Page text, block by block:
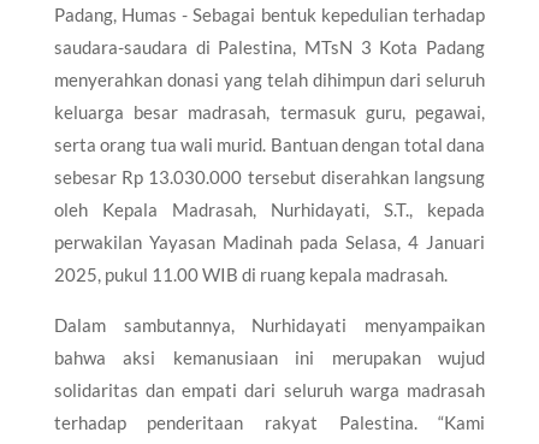
Padang, Humas - Sebagai bentuk kepedulian terhadap
saudara-saudara di Palestina, MTsN 3 Kota Padang
menyerahkan donasi yang telah dihimpun dari seluruh
keluarga besar madrasah, termasuk guru, pegawai,
serta orang tua wali murid. Bantuan dengan total dana
sebesar Rp 13.030.000 tersebut diserahkan langsung
oleh Kepala Madrasah, Nurhidayati, S.T., kepada
perwakilan Yayasan Madinah pada Selasa, 4 Januari
2025, pukul 11.00 WIB di ruang kepala madrasah.
Dalam sambutannya, Nurhidayati menyampaikan
bahwa aksi kemanusiaan ini merupakan wujud
solidaritas dan empati dari seluruh warga madrasah
terhadap penderitaan rakyat Palestina. “Kami